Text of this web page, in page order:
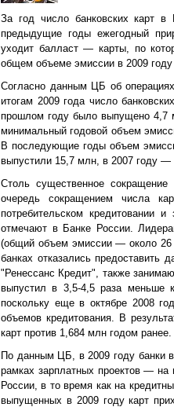
За год число банковских карт
предыдущие годы ежегодный
уходит балласт — карты, по
общем объеме эмиссии в 2009
Согласно данным ЦБ об
итогам 2009 года число
прошлом году было выпущено 4,7
минимальный годовой объем
В последующие годы объем
выпустили 15,7 млн, в 2007 году
Столь существенное
очередь сокращением числа
потребительском кредитовании
отмечают в Банке России.
(общий объем эмиссии — около 26
банках отказались
"Ренессанс Кредит", также
выпустил в 3,5-4,5 раза меньше
поскольку еще в октябре 2008
объемов кредитования. В
карт против 1,684 млн годом ранее.
По данным ЦБ, в 2009 году банки
рамках зарплатных проектов — на
России, в то время как на
выпущенных в 2009 году карт